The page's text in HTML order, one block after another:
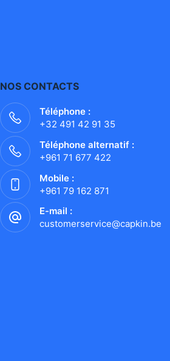
NOS CONTACTS
Téléphone :
+32 491 42 91 35
Téléphone alternatif :
+961 71 677 422
Mobile :
+961 79 162 871
E-mail :
customerservice@capkin.be